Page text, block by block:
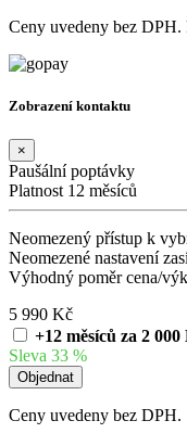
Ceny uvedeny bez
Zobrazení kontaktu
×
Paušální poptávky
Platnost 12 měsíců
Neomezený přístup k
Neomezené nastavení
Výhodný poměr cena/
5 990 Kč
+12 měsíců za 2 000
Sleva 33 %
Ceny uvedeny bez DPH.